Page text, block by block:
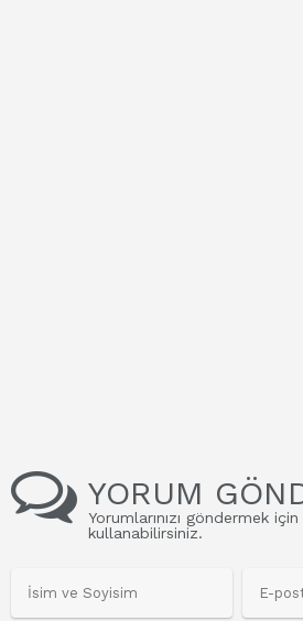
YORUM
Yorumlarınızı göndermek
kullanabilirsiniz.